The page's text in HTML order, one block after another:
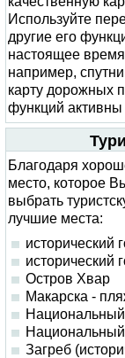
Используйте
другие его
настоящее время
например,
карту дорожных
функций активны
Благодаря
место, которое
выбрать
лучшие места:
исторический
исторический
Остров Хвар
Макарска -
Загреб